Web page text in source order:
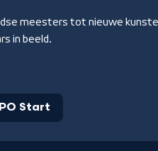
meesters tot nieuwe
in beeld.
Start